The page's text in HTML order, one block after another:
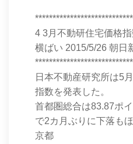
4 3月不動研住宅価格
横ばい 2015/5/26 朝日
日本不動産研究所は5
指数を発表した。
首都圏総合は83.87ポ
で2カ月ぶりに下落も
京都